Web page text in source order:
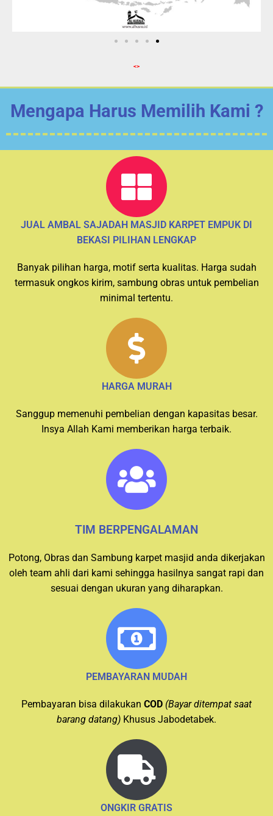
<>
Mengapa Harus Memilih Kami ?
JUAL AMBAL SAJADAH MASJID KARPET EMPUK DI
BEKASI PILIHAN LENGKAP
Banyak pilihan harga, motif serta kualitas. Harga sudah
termasuk ongkos kirim, sambung obras untuk pembelian
minimal tertentu.
HARGA MURAH
Sanggup memenuhi pembelian dengan kapasitas besar.
Insya Allah Kami memberikan harga terbaik.
TIM BERPENGALAMAN
Potong, Obras dan Sambung karpet masjid anda dikerjakan
oleh team ahli dari kami sehingga hasilnya sangat rapi dan
sesuai dengan ukuran yang diharapkan.
PEMBAYARAN MUDAH
Pembayaran bisa dilakukan COD (Bayar ditempat saat
barang datang) Khusus Jabodetabek.
ONGKIR GRATIS